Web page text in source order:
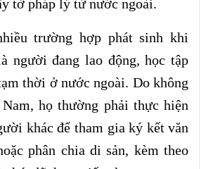
tờ pháp lý từ nước ngoài.
trường hợp phát sinh khi
người đang lao động, học tập
thời ở nước ngoài. Do không
họ thường phải thực hiện
khác để tham gia ký kết văn
phân chia di sản, kèm theo